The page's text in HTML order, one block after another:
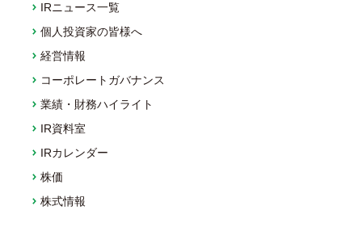
IRニュース一覧
個人投資家の皆様へ
経営情報
コーポレートガバナンス
業績・財務ハイライト
IR資料室
IRカレンダー
株価
株式情報